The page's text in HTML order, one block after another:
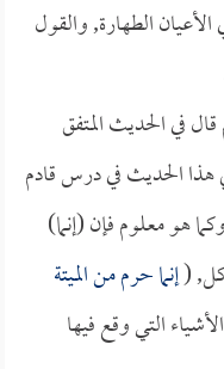
الطهارة, والقول
في الحديث المتفق
الحديث في درس قادم
هو معلوم فإن (إنما)
(إنما حرم من الميتة
التي وقع فيها